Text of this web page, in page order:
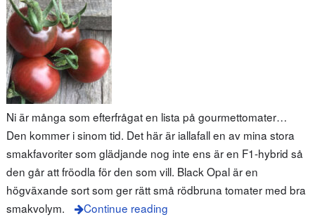
Ni är många som efterfrågat en lista på gourmettomater…
Den kommer i sinom tid. Det här är iallafall en av mina stora
smakfavoriter som glädjande nog inte ens är en F1-hybrid så
den går att fröodla för den som vill. Black Opal är en
högväxande sort som ger rätt små rödbruna tomater med bra
smakvolym.
Continue reading